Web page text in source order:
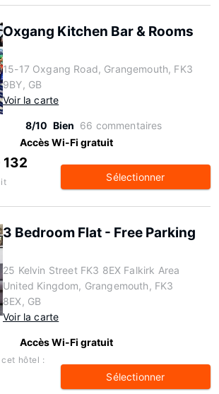
Oxgang Kitchen Bar & Rooms
15-17 Oxgang Road, Grangemouth, FK3
9BY, GB
Voir la carte
8/10 Bien 66 commentaires
Accès Wi-Fi gratuit
132
Sélectionner
3 Bedroom Flat - Free Parking
25 Kelvin Street FK3 8EX Falkirk Area
United Kingdom, Grangemouth, FK3
8EX, GB
Voir la carte
Accès Wi-Fi gratuit
hôtel :
Sélectionner